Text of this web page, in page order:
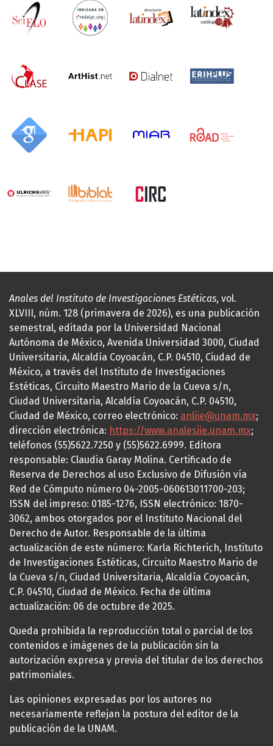
Anales del Instituto de Investigaciones Estéticas, vol.
XLVIII, núm. 128 (primavera de 2026), es una publicación
semestral, editada por la Universidad Nacional
Autónoma de México, Avenida Universidad 3000, Ciudad
Universitaria, Alcaldía Coyoacán, C.P. 04510, Ciudad de
México, a través del Instituto de Investigaciones
Estéticas, Circuito Maestro Mario de la Cueva s/n,
Ciudad Universitaria, Alcaldía Coyoacán, C.P. 04510,
Ciudad de México, correo electrónico: anliie@unam.mx;
dirección electrónica: https://www.analesiie.unam.mx;
teléfonos (55)5622.7250 y (55)5622.6999. Editora
responsable: Claudia Garay Molina. Certificado de
Reserva de Derechos al uso Exclusivo de Difusión vía
Red de Cómputo número 04-2005-060613011700-203;
ISSN del impreso: 0185-1276, ISSN electrónico: 1870-
3062, ambos otorgados por el Instituto Nacional del
Derecho de Autor. Responsable de la última
actualización de este número: Karla Richterich, Instituto
de Investigaciones Estéticas, Circuito Maestro Mario de
la Cueva s/n, Ciudad Universitaria, Alcaldía Coyoacán,
C.P. 04510, Ciudad de México. Fecha de última
actualización: 06 de octubre de 2025.
Queda prohibida la reproducción total o parcial de los
contenidos e imágenes de la publicación sin la
autorización expresa y previa del titular de los derechos
patrimoniales.
Las opiniones expresadas por los autores no
necesariamente reflejan la postura del editor de la
publicación de la UNAM.